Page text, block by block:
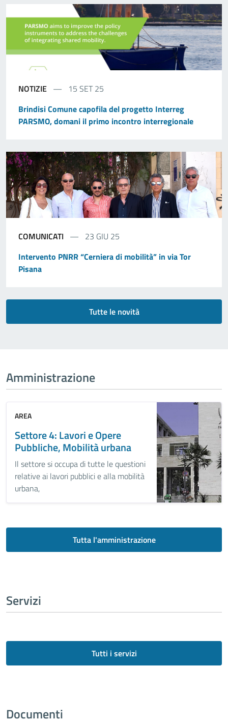
NOTIZIE
15 SET 25
Brindisi Comune capofila del progetto Interreg
PARSMO, domani il primo incontro interregionale
COMUNICATI
23 GIU 25
Intervento PNRR “Cerniera di mobilità” in via Tor
Pisana
Tutte le novità
Amministrazione
AREA
Settore 4: Lavori e Opere
Pubbliche, Mobilità urbana
Il settore si occupa di tutte le questioni
relative ai lavori pubblici e alla mobilità
urbana,
Tutta l'amministrazione
Servizi
Tutti i servizi
Documenti